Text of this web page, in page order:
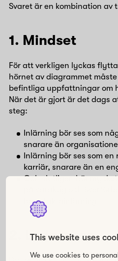
This website uses
We use cookies to
Svaret är en kombination av
1. Mindset
För att verkligen lyckas
hörnet av diagrammet
befintliga uppfattningar om
När det är gjort är det dags
steg:
Inlärning bör ses som
snarare än
Inlärning bör ses som en
karriär, snarare än en
Och slutligen bör
bara faktainlärning.
2. Ledarskap